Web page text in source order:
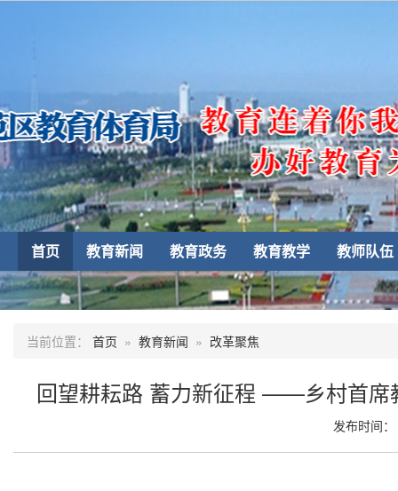
首页 教育新闻 教育政务 教育教学 教师队伍
当前位置： 首页 » 教育新闻 » 改革聚焦
回望耕耘路 蓄力新征程 ——乡村首席
发布时间